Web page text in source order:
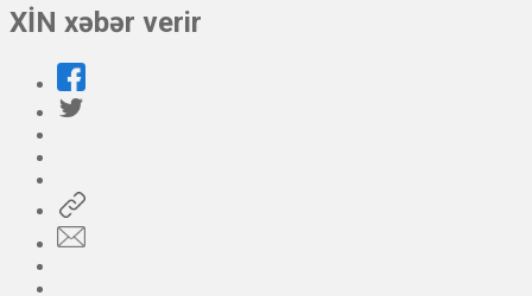
XİN xəbər verir